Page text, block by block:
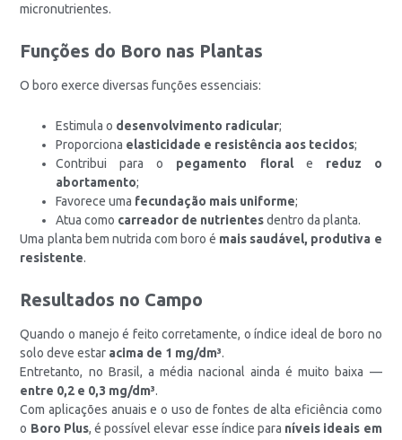
micronutrientes.
Funções do Boro nas Plantas
O boro exerce diversas funções essenciais:
Estimula o desenvolvimento radicular;
Proporciona elasticidade e resistência aos tecidos;
Contribui para o pegamento florale reduz o
abortamento;
Favorece uma fecundação mais uniforme;
Atua como carreador de nutrientesdentro da planta.
Uma planta bem nutrida com boro é mais saudável, produtiva e
resistente.
Resultados no Campo
Quando o manejo é feito corretamente, o índice ideal de boro no
solo deve estar acima de 1 mg/dm³.
Entretanto, no Brasil, a média nacional ainda é muito baixa —
entre 0,2 e 0,3 mg/dm³.
Com aplicações anuais e o uso de fontes de alta eficiência como
o Boro Plus, é possível elevar esse índice para níveis ideais em